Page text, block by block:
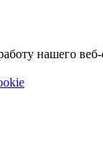
нашего веб-